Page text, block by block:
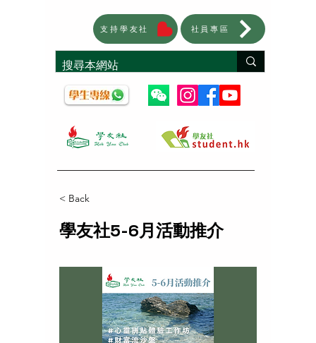
支持學友社 社員專區
< Back
學友社5-6月活動推介